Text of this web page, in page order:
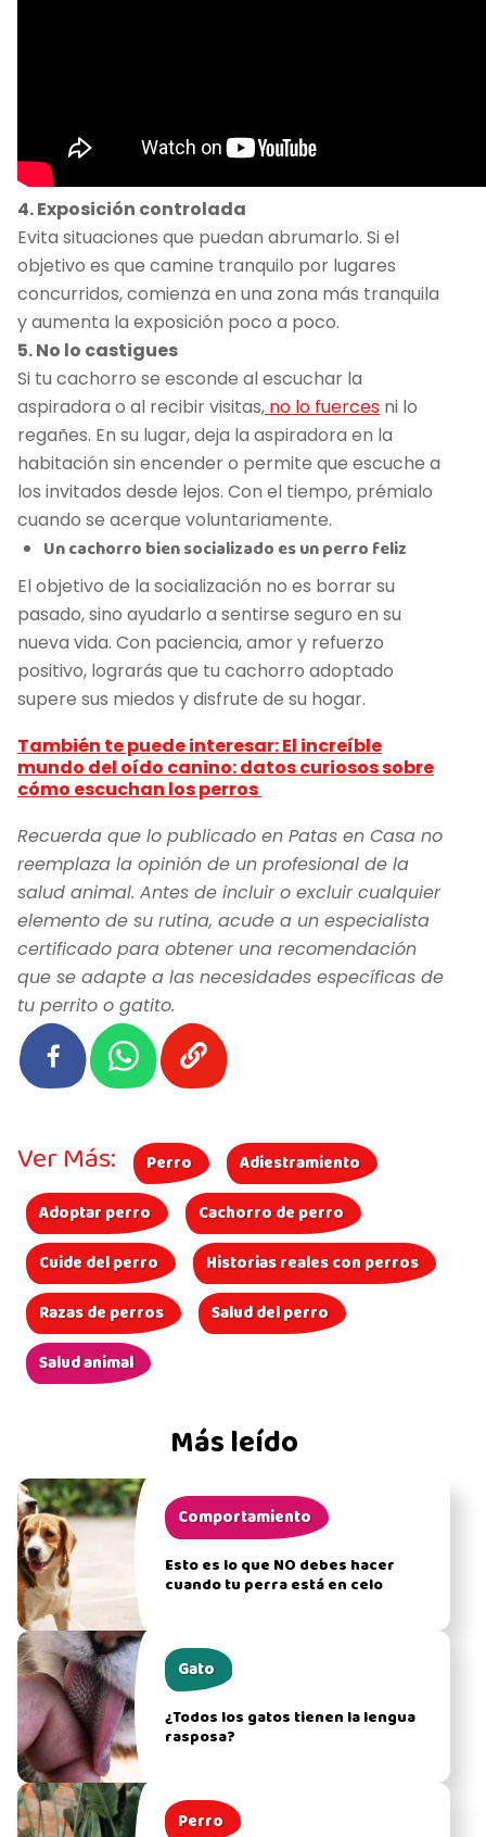
4. Exposición controlada
Evita situaciones que puedan abrumarlo. Si el
objetivo es que camine tranquilo por lugares
concurridos, comienza en una zona más tranquila
y aumenta la exposición poco a poco.
5. No lo castigues
Si tu cachorro se esconde al escuchar la
aspiradora o al recibir visitas, no lo fuerces ni lo
regañes. En su lugar, deja la aspiradora en la
habitación sin encender o permite que escuche a
los invitados desde lejos. Con el tiempo, prémialo
cuando se acerque voluntariamente.
Un cachorro bien socializado es un perro feliz
El objetivo de la socialización no es borrar su
pasado, sino ayudarlo a sentirse seguro en su
nueva vida. Con paciencia, amor y refuerzo
positivo, lograrás que tu cachorro adoptado
supere sus miedos y disfrute de su hogar.
También te puede interesar: El increíble
mundo del oído canino: datos curiosos sobre
cómo escuchan los perros
Recuerda que lo publicado en Patas en Casa no
reemplaza la opinión de un profesional de la
salud animal. Antes de incluir o excluir cualquier
elemento de su rutina, acude a un especialista
certificado para obtener una recomendación
que se adapte a las necesidades específicas de
tu perrito o gatito.
Más leído
Comportamiento
Esto es lo que NO debes hacer
cuando tu perra está en celo
Gato
¿Todos los gatos tienen la lengua
rasposa?
Perro
Ver Más: Perro
Adiestramiento
Adoptar perro
Cachorro de perro
Cuide del perro
Historias reales con perros
Razas de perros
Salud del perro
Salud animal